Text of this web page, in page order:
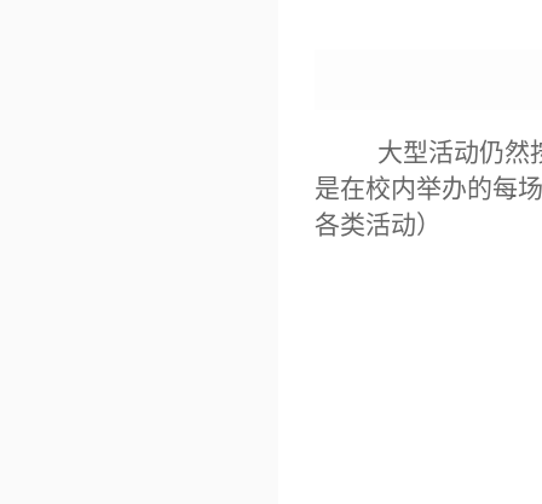
大型活动仍然
是在校内举办的每
各类活动）